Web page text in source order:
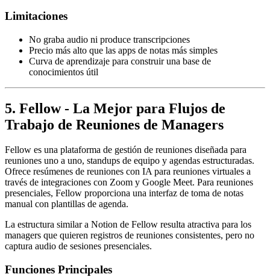
Limitaciones
No graba audio ni produce transcripciones
Precio más alto que las apps de notas más simples
Curva de aprendizaje para construir una base de
conocimientos útil
5. Fellow - La Mejor para Flujos de
Trabajo de Reuniones de Managers
Fellow es una plataforma de gestión de reuniones diseñada para
reuniones uno a uno, standups de equipo y agendas estructuradas.
Ofrece resúmenes de reuniones con IA para reuniones virtuales a
través de integraciones con Zoom y Google Meet. Para reuniones
presenciales, Fellow proporciona una interfaz de toma de notas
manual con plantillas de agenda.
La estructura similar a Notion de Fellow resulta atractiva para los
managers que quieren registros de reuniones consistentes, pero no
captura audio de sesiones presenciales.
Funciones Principales